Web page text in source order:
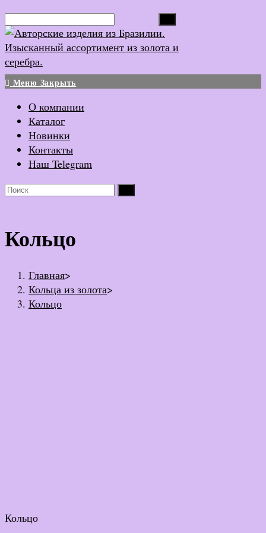
Перейти
к
содержимому
Меню Закрыть
О компании
Каталог
Новинки
Контакты
Наш Telegram
Кольцо
Главная>
Кольца из золота>
Кольцо
Кольцо